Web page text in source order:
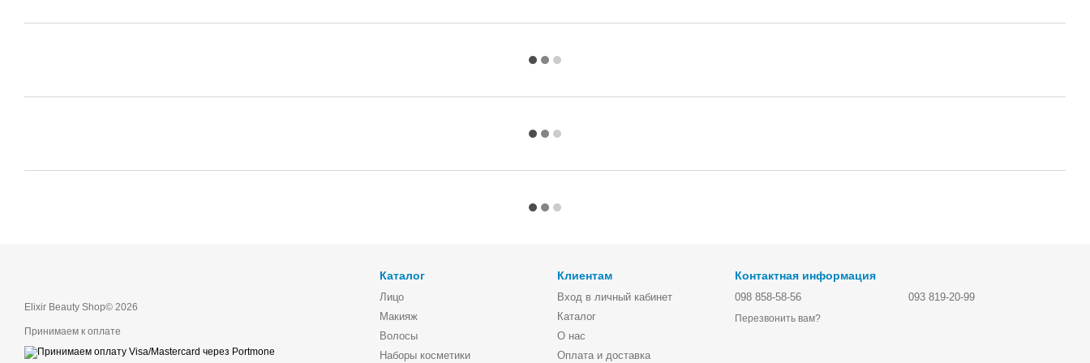
Elixir Beauty Shop© 2026
Принимаем к оплате
Каталог
Лицо
Макияж
Волосы
Наборы косметики
Клиентам
Вход в личный кабинет
Каталог
О нас
Оплата и доставка
Контактная информация
098 858-58-56
Перезвонить вам?
093 819-20-99